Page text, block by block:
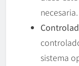
necesaria.
sistema